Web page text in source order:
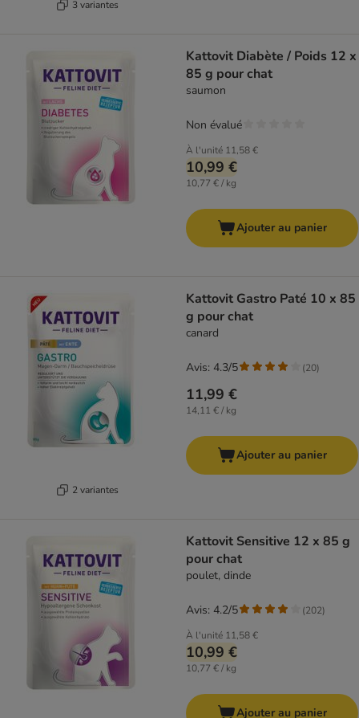
3 variantes
Kattovit Diabète / Poids 12 x
85 g pour chat
saumon
À l'unité 11,58 €
10,99 €
10,77 € / kg
Non évalué
Ajouter au panier
2 variantes
Kattovit Gastro Paté 10 x 85
g pour chat
canard
11,99 €
14,11 € / kg
Avis: 4.3/5 (20)
Ajouter au panier
Kattovit Sensitive 12 x 85 g
pour chat
poulet, dinde
À l'unité 11,58 €
10,99 €
10,77 € / kg
Avis: 4.2/5 (202)
Ajouter au panier